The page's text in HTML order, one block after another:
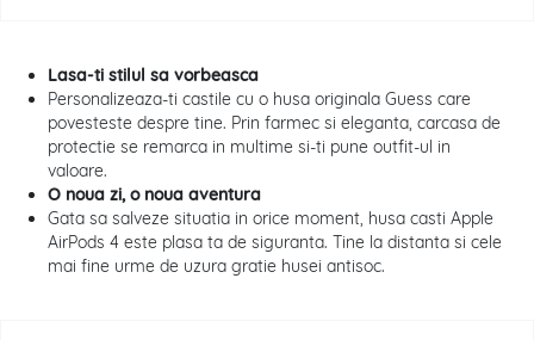
Lasa-ti stilul sa vorbeasca
Personalizeaza-ti castile cu o husa originala Guess care
povesteste despre tine. Prin farmec si eleganta, carcasa de
protectie se remarca in multime si-ti pune outfit-ul in
valoare.
O noua zi, o noua aventura
Gata sa salveze situatia in orice moment, husa casti Apple
AirPods 4 este plasa ta de siguranta. Tine la distanta si cele
mai fine urme de uzura gratie husei antisoc.